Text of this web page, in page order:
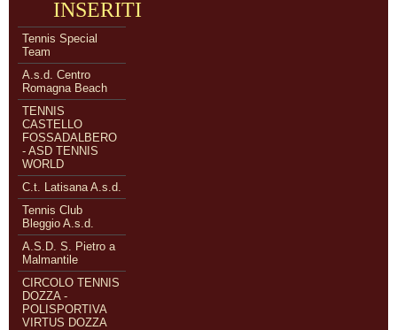
INSERITI
Tennis Special
Team
A.s.d. Centro
Romagna Beach
TENNIS
CASTELLO
FOSSADALBERO
- ASD TENNIS
WORLD
C.t. Latisana A.s.d.
Tennis Club
Bleggio A.s.d.
A.S.D. S. Pietro a
Malmantile
CIRCOLO TENNIS
DOZZA -
POLISPORTIVA
VIRTUS DOZZA